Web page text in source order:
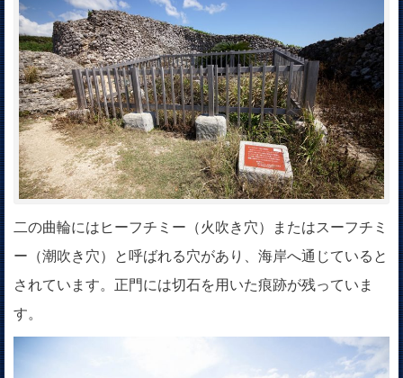
二の曲輪にはヒーフチミー（火吹き穴）またはスーフチミ
ー（潮吹き穴）と呼ばれる穴があり、海岸へ通じていると
されています。正門には切石を用いた痕跡が残っていま
す。